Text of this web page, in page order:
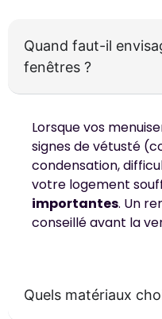
Quand faut-il
fenêtres ?
Lorsque vos
signes de vétusté
condensation,
votre logement
importantes. Un
conseillé avant la
Quels matériaux